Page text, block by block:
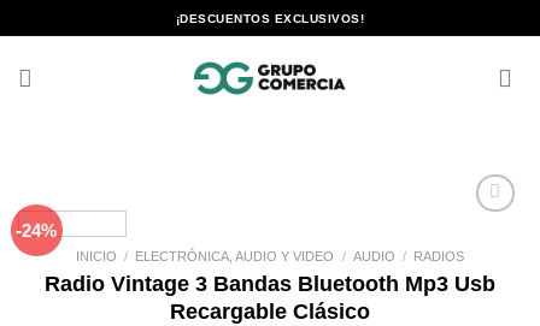
al
¡DESCUENTOS EXCLUSIVOS!
-24%
lista de
deseos
INICIO / ELECTRÓNICA, AUDIO Y VIDEO / AUDIO / RADIOS
Radio Vintage 3 Bandas Bluetooth Mp3 Usb
Recargable Clásico